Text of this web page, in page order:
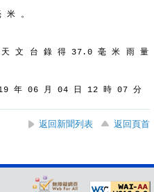
。
文 台 錄 得 37.0 毫 米 雨 量
年 06 月 04 日 12 時 07 分
返回新聞列表
返回頁首